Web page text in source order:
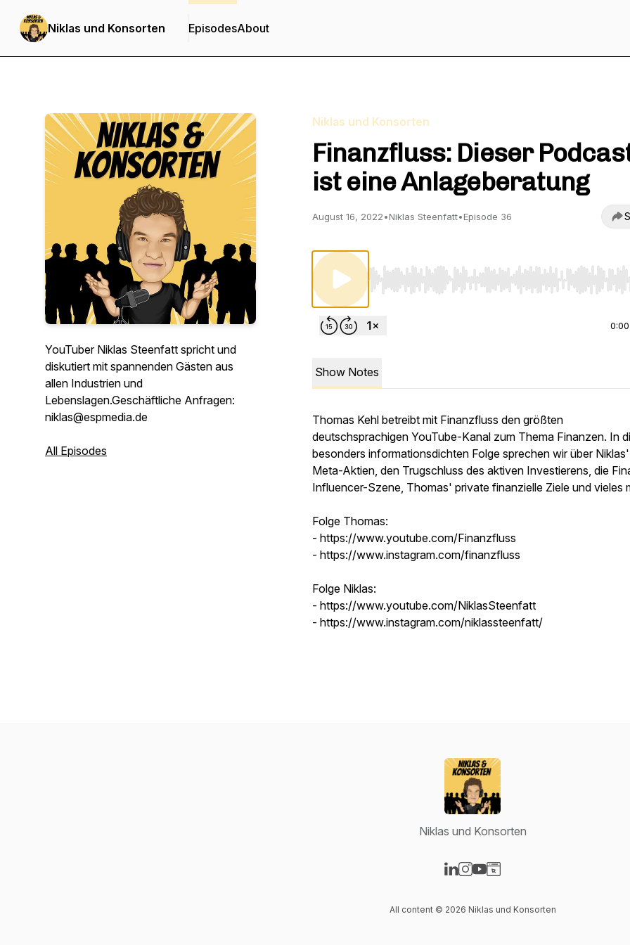
Niklas und Konsorten EpisodesAbout
YouTuber Niklas Steenfatt spricht und
diskutiert mit spannenden Gästen aus
allen Industrien und
Lebenslagen.Geschäftliche Anfragen:
niklas@espmedia.de
All Episodes
Niklas und Konsorten
Finanzfluss: Dieser
ist eine Anlageberatung
August 16, 2022•Niklas Steenfatt•Episode 36
Use Left/Right to seek, Home/End to jump to start
0:00
Show Notes
Thomas Kehl betreibt mit Finanzfluss den größten
deutschsprachigen YouTube-Kanal zum Thema Finanzen. In
besonders informationsdichten Folge sprechen wir über Niklas'
Meta-Aktien, den Trugschluss des aktiven Investierens, die
Influencer-Szene, Thomas' private finanzielle Ziele und vieles
Folge Thomas:
- https://www.youtube.com/Finanzfluss
- https://www.instagram.com/finanzfluss
Folge Niklas:
- https://www.youtube.com/NiklasSteenfatt
- https://www.instagram.com/niklassteenfatt/
Niklas und Konsorten
All content © 2026 Niklas und Konsorten